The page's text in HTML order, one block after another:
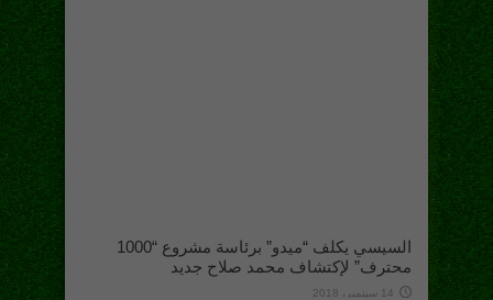
السيسي يكلف “ميدو” برئاسة مشروع “1000
محترف” لإكتشاف محمد صلاح جديد
14 سبتمبر، 2018